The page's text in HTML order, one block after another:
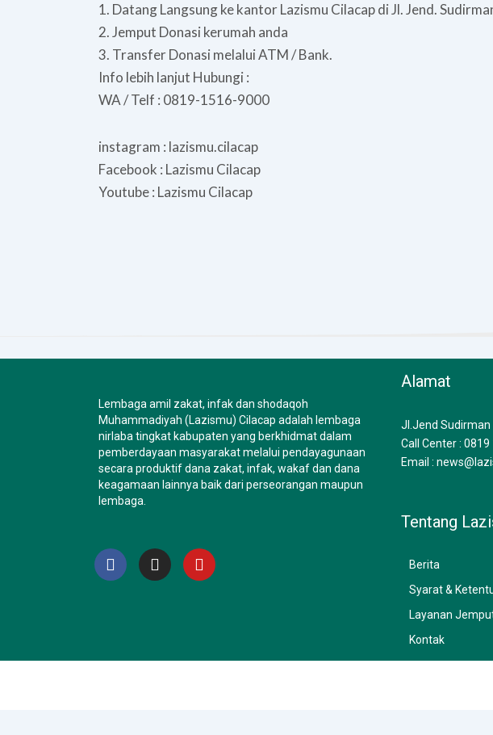
1. Datang Langsung ke kantor Lazismu Cilacap di Jl. Jend.
2. Jemput Donasi kerumah anda⁠
3. Transfer Donasi melalui ATM / Bank.⁠
Info lebih lanjut Hubungi :⁠
WA / Telf : 0819-1516-9000
instagram : lazismu.cilacap⁠
Facebook : Lazismu ⁠Cilacap
Youtube : Lazismu Cilacap
Lembaga amil zakat, infak dan shodaqoh
Muhammadiyah (Lazismu) Cilacap adalah lembaga
nirlaba tingkat kabupaten yang berkhidmat dalam
pemberdayaan masyarakat melalui pendayagunaan
secara produktif dana zakat, infak, wakaf dan dana
keagamaan lainnya baik dari perseorangan maupun
lembaga.
F
a
c
k
I
n
s
a
Y
o
u
Alamat
Jl.Jend Sudirman
Call Center :
Email :
Tentang
Berita
Syarat &
Layanan
Kontak